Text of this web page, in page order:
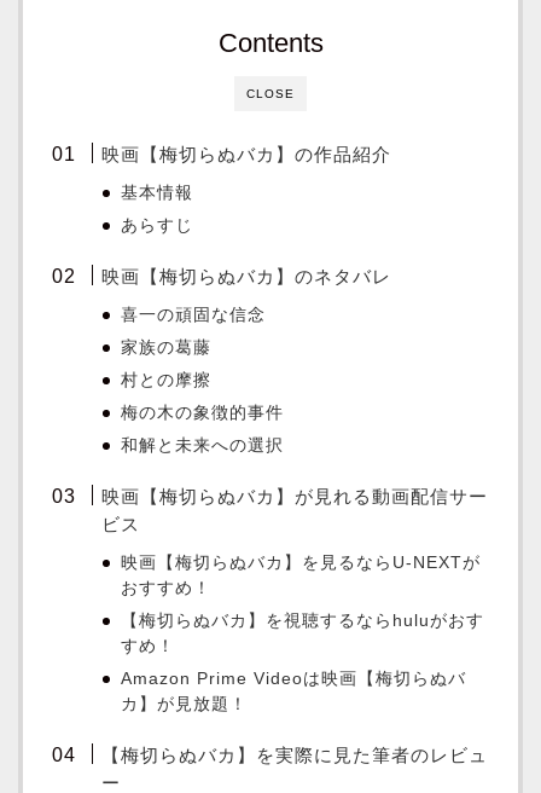
CLOSE
Contents
映画【梅切らぬバカ】の作品紹介
基本情報
あらすじ
映画【梅切らぬバカ】のネタバレ
喜一の頑固な信念
家族の葛藤
村との摩擦
梅の木の象徴的事件
和解と未来への選択
映画【梅切らぬバカ】が見れる動画配信サー
ビス
映画【梅切らぬバカ】を見るならU-NEXTが
おすすめ！
【梅切らぬバカ】を視聴するならhuluがおす
すめ！
Amazon Prime Videoは映画【梅切らぬバ
カ】が見放題！
【梅切らぬバカ】を実際に見た筆者のレビュ
ー